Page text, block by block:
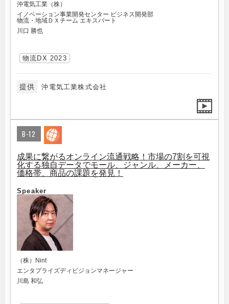
沖電気工業（株）
イノベーション事業開発センター ビジネス開発部
物流・地域ＤＸチーム エキスパート
川口 勝也
物流DX 2023
提供 沖電気工業株式会社
B-12
成果に繋がるオンライン流通戦略！市場の7割を可視
化する独自データでモール、ジャンル、メーカー、
価格帯、商品の課題を発見！
Speaker
（株）Nint
エンタプライズディビジョンマネージャー
川島 和弘